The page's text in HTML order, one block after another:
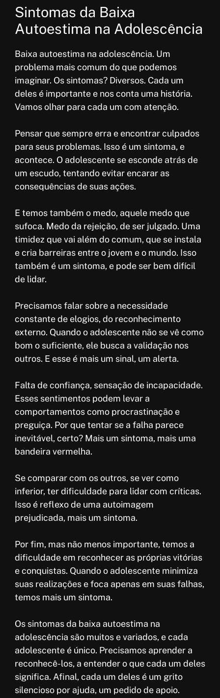
Sintomas da Baixa
Autoestima na Adolescência
Baixa autoestima na adolescência. Um
problema mais comum do que podemos
imaginar. Os sintomas? Diversos. Cada um
deles é importante e nos conta uma história.
Vamos olhar para cada um com atenção.
Pensar que sempre erra e encontrar culpados
para seus problemas. Isso é um sintoma, e
acontece. O adolescente se esconde atrás de
um escudo, tentando evitar encarar as
consequências de suas ações.
E temos também o medo, aquele medo que
sufoca. Medo da rejeição, de ser julgado. Uma
timidez que vai além do comum, que se instala
e cria barreiras entre o jovem e o mundo. Isso
também é um sintoma, e pode ser bem difícil
de lidar.
Precisamos falar sobre a necessidade
constante de elogios, do reconhecimento
externo. Quando o adolescente não se vê como
bom o suficiente, ele busca a validação nos
outros. E esse é mais um sinal, um alerta.
Falta de confiança, sensação de incapacidade.
Esses sentimentos podem levar a
comportamentos como procrastinação e
preguiça. Por que tentar se a falha parece
inevitável, certo? Mais um sintoma, mais uma
bandeira vermelha.
Se comparar com os outros, se ver como
inferior, ter dificuldade para lidar com críticas.
Isso é reflexo de uma autoimagem
prejudicada, mais um sintoma.
Por fim, mas não menos importante, temos a
dificuldade em reconhecer as próprias vitórias
e conquistas. Quando o adolescente minimiza
suas realizações e foca apenas em suas falhas,
temos mais um sintoma.
Os sintomas da baixa autoestima na
adolescência são muitos e variados, e cada
adolescente é único. Precisamos aprender a
reconhecê-los, a entender o que cada um deles
significa. Afinal, cada um deles é um grito
silencioso por ajuda, um pedido de apoio.